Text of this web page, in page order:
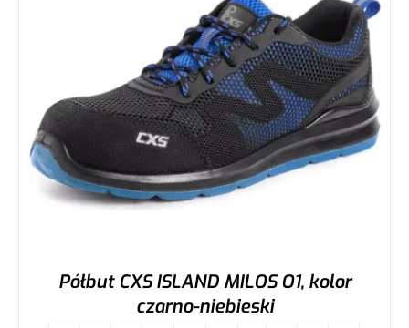
Półbut CXS ISLAND MILOS O1, kolor
czarno-niebieski